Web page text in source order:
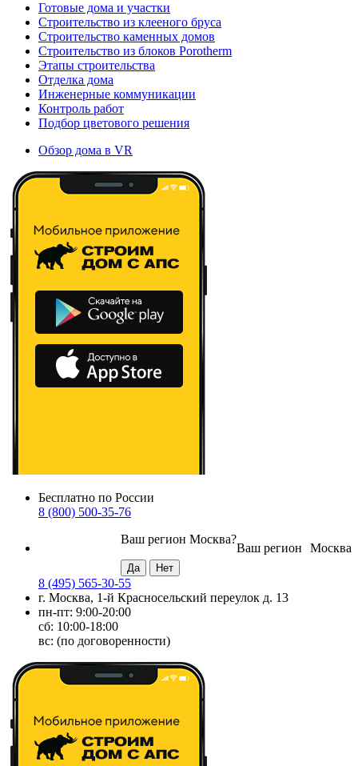
Готовые дома и участки
Строительство из клееного бруса
Строительство каменных домов
Строительство из блоков Porotherm
Этапы строительства
Отделка дома
Инженерные коммуникации
Контроль работ
Подбор цветового решения
Обзор дома в VR
Бесплатно по России
8 (800) 500-35-76
Москва
Ваш регион
Ваш регион Москва?
8 (495) 565-30-55
г. Москва, 1-й Красносельский переулок д. 13
пн-пт: 9:00-20:00
сб: 10:00-18:00
вс: (по договоренности)